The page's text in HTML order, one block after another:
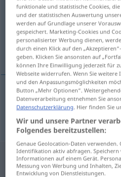
Übersicht aller
(Für mehr Details die Übersetzung
voll, besetzt
voll,besetzt fullsatt
funktionale und statistische Cookies,
und der statistischen Auswertung
werden auf Grundlage unserer
gespeichert. Marketing-Cookies und
personalisierter Werbung dienen,
durch einen Klick auf den
geben. Klicken Sie ansonsten auf
können Ihre Einwilligung jederzeit für
Webseite widerrufen. Wenn Sie
und den Anpassungsmöglichkeiten
Button „Mehr Optionen“.
Datenverarbeitung entnehmen Sie
Datenschutzerklärung . Hier finden Sie
Wir und unsere Partner
Folgendes bereitzustellen:
Genaue Geolocation-Daten verwenden.
Identifikation aktiv abfragen.
Informationen auf einem Gerät.
Messung von Werbung und Inhalten,
Entwicklung von Dienstleistungen.